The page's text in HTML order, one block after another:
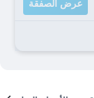
عرض الصفقة